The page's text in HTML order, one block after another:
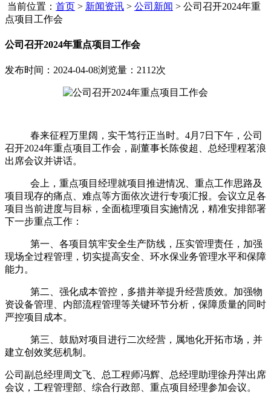
当前位置： 首页 > 新闻资讯 > 公司新闻 > 公司召开2024年重
点项目工作会
公司召开2024年重点项目工作会
发布时间：2024-04-08浏览量：2112次
春来征程万里阔，实干笃行正当时。 4月 7日下午，公司
召开2024年重点项目工作会，副董事长陈俊超、总经理程茗浪
出席会议并讲话。
会上，重点项目经理就项目推进情况、重点工作思路及
项目现存的痛点、难点等方面依次进行专项汇报。会议立足各
项目当前进度与目标，全面梳理项目实施情况，精准安排部署
下一步重点工作：
第一、各项目筑牢安全生产防线，压实管理责任，加强
现场全过程管理，切实提高安全、环水保业务管理水平和保障
能力。
第二、强化成本管控，多措并举提升经营质效。加强物
资设备管理、内部流程管理等关键环节分析，保障质量的同时
严控项目成本。
第三、鼓励对项目进行二次经营，属地化开拓市场，并
建立创效奖惩机制。
公司副总经理周文飞、总工程师冯辉、总经理助理徐丹萍出席
会议，工程管理部、综合行政部、重点项目经理参加会议。